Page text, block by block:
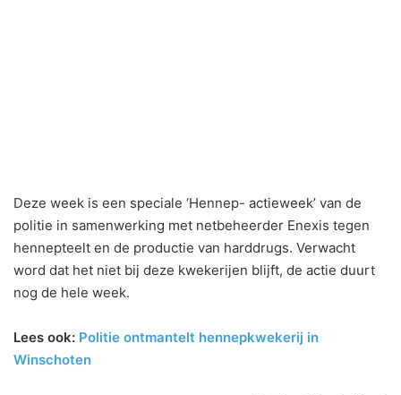
Deze week is een speciale ‘Hennep- actieweek’ van de
politie in samenwerking met netbeheerder Enexis tegen
hennepteelt en de productie van harddrugs. Verwacht
word dat het niet bij deze kwekerijen blijft, de actie duurt
nog de hele week.
Lees ook: Politie ontmantelt hennepkwekerij in
Winschoten